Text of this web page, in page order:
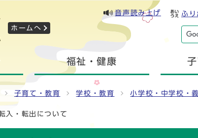
ホームへ
音声読み上げ ふり
福祉・健康
子育て・教育 学校・教育 小学校・中学校・
入・転出について